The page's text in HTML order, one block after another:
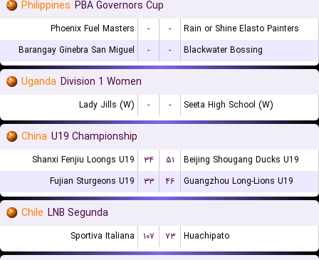
Philippines PBA Governors Cup
Phoenix Fuel Masters - -
Rain or Shine Elasto Painters
Barangay Ginebra San Miguel
- - Blackwater Bossing
Uganda Division 1 Women
Lady Jills (W) - - Seeta High School (W)
China U19 Championship
Shanxi Fenjiu Loongs U19 ۳۴ ۵۱
Beijing Shougang Ducks U19
Fujian Sturgeons U19
۳۳ ۴۶ Guangzhou Long-Lions U19
Chile LNB Segunda
Sportiva Italiana ۱۰۷ ۷۳ Huachipato